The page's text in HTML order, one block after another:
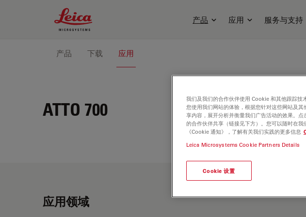
Leica Microsystems Logo
产品 应用 服务与支持
产品 下载 应用
ATTO 700
应用领域
我们及我们的合作伙伴使用 Cookie 和其他跟踪
您使用我们网站的体验，根据您针对这些网站及
享内容，展开分析并衡量我们广告活动的效果。
的合作伙伴共享（链接见下方）。您可以随时在
《Cookie 通知》，了解有关我们实践的更多信息
Leica Microsystems Cookie Partners Details
Cookie 设置